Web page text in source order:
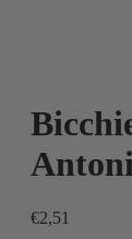
€2,51